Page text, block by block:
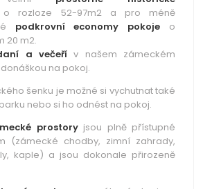
o rozloze 52-97m2 a pro méně
podkrovní economy pokoje
o
20 m2.
a večeří v našem zámeckém
na pokoj.
šenku je možné si vychutnat také
nebo si ho odnést na pokoj.
prostory jsou plně přístupné
(zámecké chodby, zimní zahrady,
kaple) a jsou dokonale přirozeně